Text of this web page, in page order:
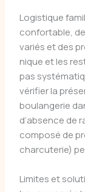
Logistique
confortable,
variés et des
nique et les
pas
vérifier la
boulangerie
d’absence de
composé de
charcuterie)
Limites et